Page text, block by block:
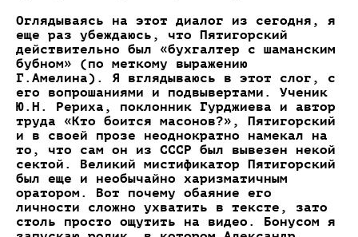
Оглядываясь на этот диалог из сегодня, я
еще раз убеждаюсь, что Пятигорский
действительно был «бухгалтер с шаманским
бубном» (по меткому выражению
Г.Амелина). Я вглядываюсь в этот слог, с
его вопрошаниями и подвывертами. Ученик
Ю.Н. Рериха, поклонник Гурджиева и автор
труда «Кто боится масонов?», Пятигорский
и в своей прозе неоднократно намекал на
то, что сам он из СССР был вывезен некой
сектой. Великий мистификатор Пятигорский
был еще и необычайно харизматичным
оратором. Вот почему обаяние его
личности сложно ухватить в тексте, зато
столь просто ощутить на видео. Бонусом я